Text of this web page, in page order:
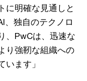
に明確な見通しと
、独自のテクノロ
、PwCは、迅速な
り強靭な組織への
ます」